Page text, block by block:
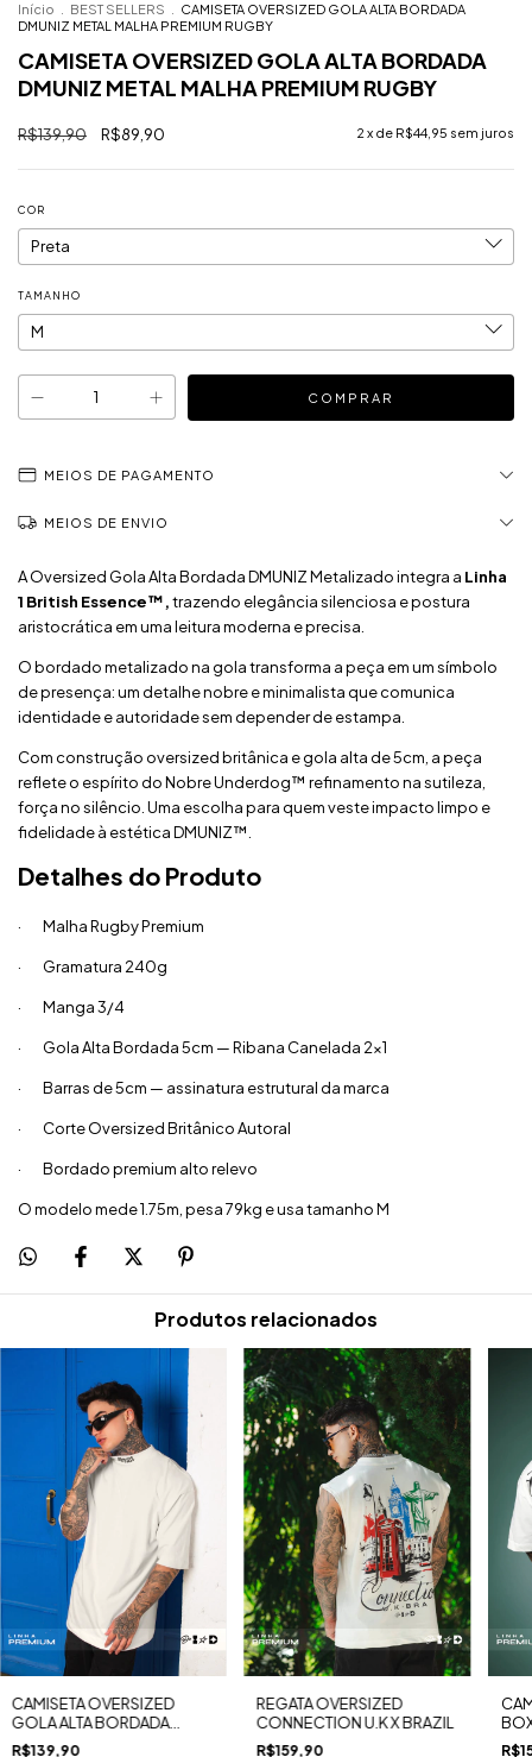
Início BEST SELLERS
CAMISETA OVERSIZED GOLA ALTA BORDADA
DMUNIZ METAL MALHA PREMIUM RUGBY
CAMISETA OVERSIZED GOLA ALTA BORDADA
DMUNIZ METAL MALHA PREMIUM RUGBY
R$139,90 R$89,90 2 x de R$44,95 sem juros
COR
TAMANHO
MEIOS DE PAGAMENTO
MEIOS DE ENVIO
A Oversized Gola Alta Bordada DMUNIZ Metalizado integra a Linha
1 British Essence™,trazendo elegância silenciosa e postura
aristocrática em uma leitura moderna e precisa.
O bordado metalizado na gola transforma a peça em um símbolo
de presença: um detalhe nobre e minimalista que comunica
identidade e autoridade sem depender de estampa.
Com construção oversized britânica e gola alta de 5cm, a peça
reflete o espírito do Nobre Underdog™ refinamento na sutileza,
força no silêncio. Uma escolha para quem veste impacto limpo e
fidelidade à estética DMUNIZ™.
Detalhes do Produto
· Malha Rugby Premium
· Gramatura 240g
· Manga 3/4
· Gola Alta Bordada 5cm — Ribana Canelada 2x1
· Barras de 5cm — assinatura estrutural da marca
· Corte Oversized Britânico Autoral
· Bordado premium alto relevo
O modelo mede 1.75m, pesa 79kg e usa tamanho M
Produtos relacionados
CAMISETA OVERSIZED
GOLA ALTA BORDADA
GLORIOUS MALHA
R$139,90
REGATA OVERSIZED
CONNECTION U.K X BRAZIL
R$159,90